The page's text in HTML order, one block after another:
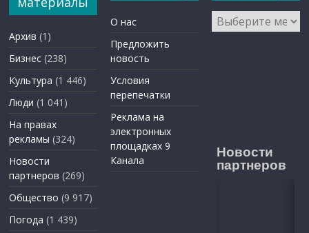
Архив (1)
Бизнес (238)
Культура (1 446)
Люди (1 041)
На правах
рекламы (324)
Новости
партнеров (269)
Общество (9 917)
Погода (1 439)
О нас
Предложить
новость
Условия
перепечатки
Реклама на
электронных
площадках 9
Канала
Архивы
Новости
партнеров